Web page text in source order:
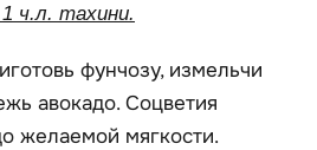
ч.л. тахини.
фунчозу, измельчи
авокадо. Соцветия
желаемой мягкости.